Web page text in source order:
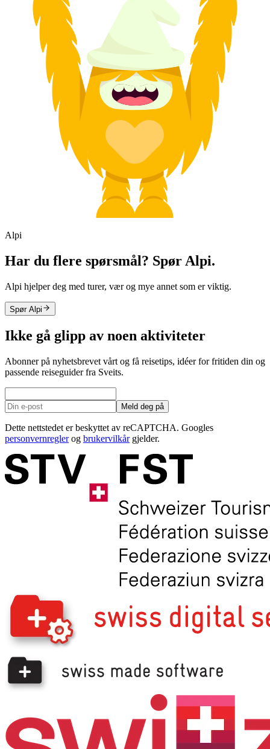
Alpi
Har du flere spørsmål? Spør Alpi.
Alpi hjelper deg med turer, vær og mye annet som er viktig.
Spør Alpi
Ikke gå glipp av noen aktiviteter
Abonner på nyhetsbrevet vårt og få reisetips, idéer for fritiden din og
passende reiseguider fra Sveits.
Meld deg på
Dette nettstedet er beskyttet av reCAPTCHA. Googles
personvernreglerog brukervilkårgjelder.